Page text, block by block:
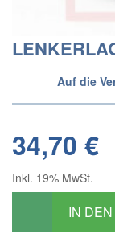
Auf die
34,70 €
Inkl. 19% MwSt.
IN